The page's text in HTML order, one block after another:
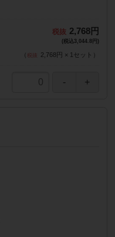
2,768円
(税込3,044.8円)
（ 2,768円 × 1 セット ）